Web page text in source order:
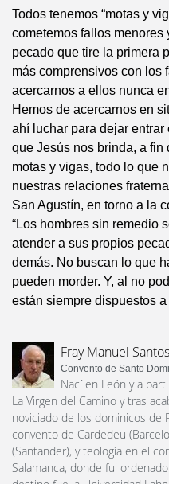
Todos tenemos “motas y
cometemos fallos menores
pecado que tire la primera
más comprensivos con los
acercarnos a ellos nunca
Hemos de acercarnos en
ahí luchar para dejar
que Jesús nos brinda, a fin
motas y vigas, todo lo que
nuestras relaciones
San Agustín, en torno a la
“Los hombres sin remedio
atender a sus propios
demás. No buscan lo que
pueden morder. Y, al no
están siempre dispuestos a
Fray Manuel
Convento de Santo
Nací en León y a
La Virgen del Camino y tras
noviciado de los dominicos de
convento de Cardedeu
(Santander), y teología en el
Salamanca, donde fui